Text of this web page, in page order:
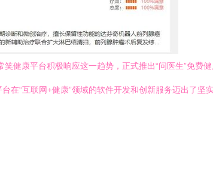
健康平台积极响应这一趋势，正式推出“问医生”免费
在“互联网+健康”领域的软件开发和创新服务迈出了